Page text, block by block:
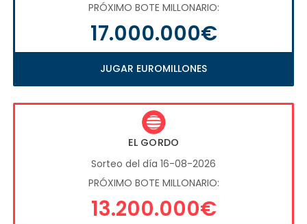
PRÓXIMO BOTE MILLONARIO:
17.000.000€
JUGAR EUROMILLONES
EL GORDO
Sorteo del día 16-08-2026
PRÓXIMO BOTE MILLONARIO:
13.200.000€